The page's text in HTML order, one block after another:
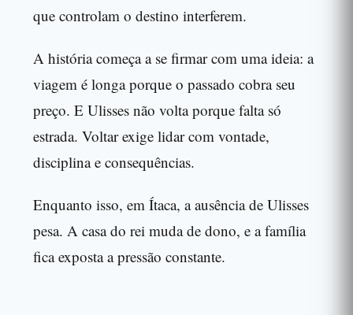
que controlam o destino interferem.
A história começa a se firmar com uma ideia: a
viagem é longa porque o passado cobra seu
preço. E Ulisses não volta porque falta só
estrada. Voltar exige lidar com vontade,
disciplina e consequências.
Enquanto isso, em Ítaca, a ausência de Ulisses
pesa. A casa do rei muda de dono, e a família
fica exposta a pressão constante.